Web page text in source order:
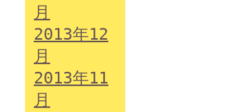
月
2013年12
月
2013年11
月